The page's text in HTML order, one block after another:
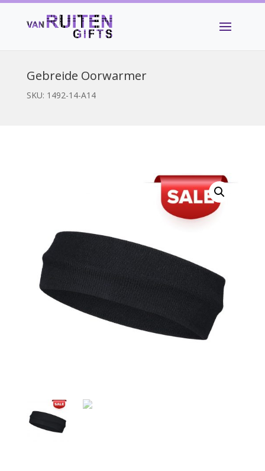
Gebreide Oorwarmer
SKU: 1492-14-A14